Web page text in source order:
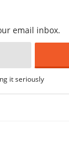
email inbox.
it seriously